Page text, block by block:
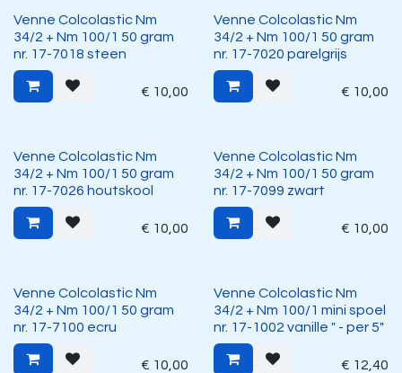
Venne Colcolastic Nm
34/2 + Nm 100/1 50 gram
nr. 17-7018 steen
€ 10,00
Venne Colcolastic Nm
34/2 + Nm 100/1 50 gram
nr. 17-7020 parelgrijs
€ 10,00
Venne Colcolastic Nm
34/2 + Nm 100/1 50 gram
nr. 17-7026 houtskool
€ 10,00
Venne Colcolastic Nm
34/2 + Nm 100/1 50 gram
nr. 17-7099 zwart
€ 10,00
Venne Colcolastic Nm
34/2 + Nm 100/1 50 gram
nr. 17-7100 ecru
€ 10,00
Venne Colcolastic Nm
34/2 + Nm 100/1 mini spoel
nr. 17-1002 vanille " - per 5"
€ 12,40